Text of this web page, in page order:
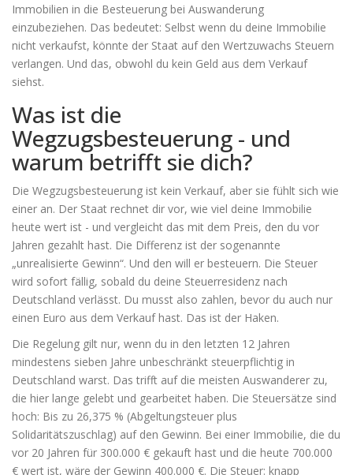
Immobilien in die Besteuerung bei Auswanderung
einzubeziehen. Das bedeutet: Selbst wenn du deine Immobilie
nicht verkaufst, könnte der Staat auf den Wertzuwachs Steuern
verlangen. Und das, obwohl du kein Geld aus dem Verkauf
siehst.
Was ist die
Wegzugsbesteuerung - und
warum betrifft sie dich?
Die Wegzugsbesteuerung ist kein Verkauf, aber sie fühlt sich wie
einer an. Der Staat rechnet dir vor, wie viel deine Immobilie
heute wert ist - und vergleicht das mit dem Preis, den du vor
Jahren gezahlt hast. Die Differenz ist der sogenannte
„unrealisierte Gewinn“. Und den will er besteuern. Die Steuer
wird sofort fällig, sobald du deine Steuerresidenz nach
Deutschland verlässt. Du musst also zahlen, bevor du auch nur
einen Euro aus dem Verkauf hast. Das ist der Haken.
Die Regelung gilt nur, wenn du in den letzten 12 Jahren
mindestens sieben Jahre unbeschränkt steuerpflichtig in
Deutschland warst. Das trifft auf die meisten Auswanderer zu,
die hier lange gelebt und gearbeitet haben. Die Steuersätze sind
hoch: Bis zu 26,375 % (Abgeltungsteuer plus
Solidaritätszuschlag) auf den Gewinn. Bei einer Immobilie, die du
vor 20 Jahren für 300.000 € gekauft hast und die heute 700.000
€ wert ist, wäre der Gewinn 400.000 €. Die Steuer: knapp